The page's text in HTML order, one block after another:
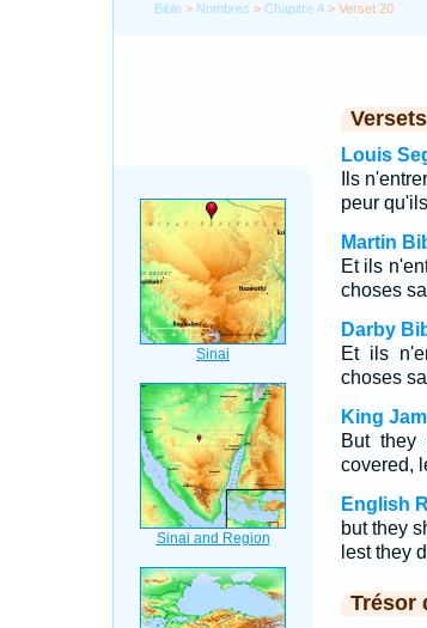
Bible > Nombres >Chapitre 4 > Verset 20
Louis
Ils
peur
Martin
Et ils
choses
Darby
Et ils
choses
King
But
covered,
English
but they
lest they
Trésor